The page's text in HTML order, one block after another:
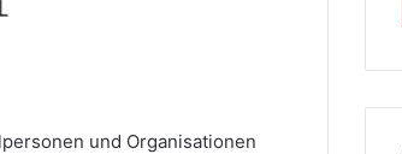
und Organisationen